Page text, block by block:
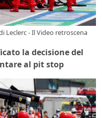
Leclerc - Il Video retroscena
la decisione del
al pit stop